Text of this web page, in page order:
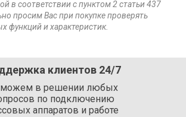
в соответствии с пунктом 2 статьи 437
просим Вас при покупке проверять
функций и характеристик.
клиентов 24/7
в решении любых
по подключению
аппаратов и работе